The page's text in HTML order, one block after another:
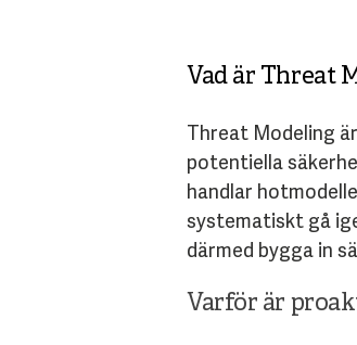
Vad är Threat
Threat Modeling
potentiella
handlar
systematiskt gå
därmed bygga in
Varför är